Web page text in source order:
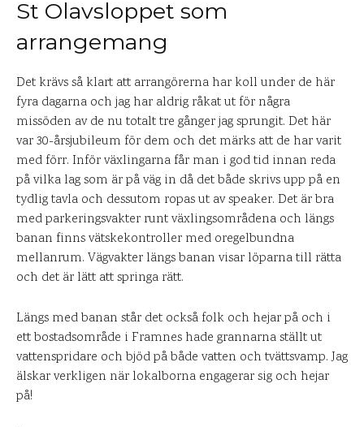
St Olavsloppet som
arrangemang
Det krävs så klart att arrangörerna har koll under de här
fyra dagarna och jag har aldrig råkat ut för några
missöden av de nu totalt tre gånger jag sprungit. Det här
var 30-årsjubileum för dem och det märks att de har varit
med förr. Inför växlingarna får man i god tid innan reda
på vilka lag som är på väg in då det både skrivs upp på en
tydlig tavla och dessutom ropas ut av speaker. Det är bra
med parkeringsvakter runt växlingsområdena och längs
banan finns vätskekontroller med oregelbundna
mellanrum. Vägvakter längs banan visar löparna till rätta
och det är lätt att springa rätt.
Längs med banan står det också folk och hejar på och i
ett bostadsområde i Framnes hade grannarna ställt ut
vattenspridare och bjöd på både vatten och tvättsvamp. Jag
älskar verkligen när lokalborna engagerar sig och hejar
på!